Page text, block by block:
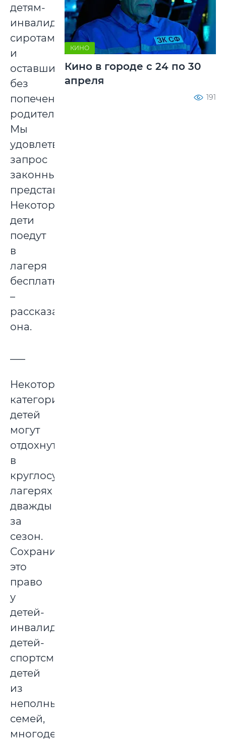
детям-
инвалидам,
сиротам
и
оставшимся
без
попечения
родителей.
Мы
удовлетворяем
запрос
законных
представителей.
Некоторые
дети
поедут
в
лагеря
бесплатно»,
–
рассказала
она.
Некоторые
категории
детей
могут
отдохнуть
в
круглосуточных
лагерях
дважды
за
сезон.
Сохранилось
это
право
у
детей-
инвалидов,
детей-
спортсменов,
детей
из
неполных
семей,
многодетных
КИНО
Кино в городе с 24 по 30
апреля
191